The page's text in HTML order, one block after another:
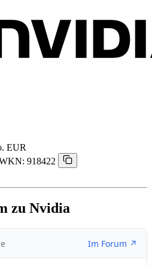
EUR
918422
zu Nvidia